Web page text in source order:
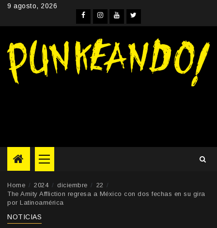
Skip9 agosto, 2026
Facebook
Instagram
YouTube
Twitter
Primary
Menu
Home 2024 diciembre
22
The Amity Affliction regresa a México con dos fechas en su gira
por Latinoamérica
NOTICIAS